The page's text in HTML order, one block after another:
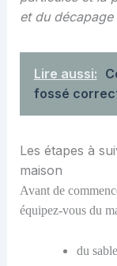
et du
Lire aussi:
fossé
Les étapes à
maison
Avant de
équipez-vous du
du